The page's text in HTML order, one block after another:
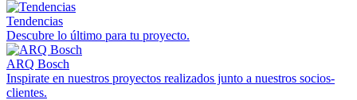
Tendencias
Descubre lo último para tu proyecto.
ARQ Bosch
Inspirate en nuestros proyectos realizados junto a nuestros socios-
clientes.